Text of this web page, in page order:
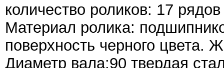
количество роликов: 17 рядов
Материал ролика:
поверхность черного цвета.
Диаметр вала:90 твердая